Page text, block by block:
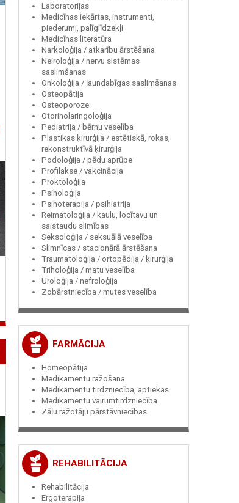
Laboratorijas
Medicīnas iekārtas, instrumenti,
piederumi, palīglīdzekļi
Medicīnas literatūra
Narkoloģija / atkarību ārstēšana
Neiroloģija / nervu sistēmas
saslimšanas
Onkoloģija / ļaundabīgas saslimšanas
Osteopātija
Osteoporoze
Otorinolaringoloģija
Pediatrija / bērnu veselība
Plastikas ķirurģija / estētiskā, rokas,
rekonstruktīvā ķirurģija
Podoloģija / pēdu aprūpe
Profilakse / vakcinācija
Proktoloģija
Psiholoģija
Psihoterapija / psihiatrija
Reimatoloģija / kaulu, locītavu un
saistaudu slimības
Seksoloģija / seksuālā veselība
Slimnīcas / stacionārā ārstēšana
Traumatoloģija / ortopēdija / ķirurģija
Triholoģija / matu veselība
Uroloģija / nefroloģija
Zobārstniecība / mutes veselība
FARMĀCIJA
Homeopātija
Medikamentu ražošana
Medikamentu tirdzniecība, aptiekas
Medikamentu vairumtirdzniecība
Zāļu ražotāju pārstāvniecības
REHABILITĀCIJA
Rehabilitācija
Ergoterapija